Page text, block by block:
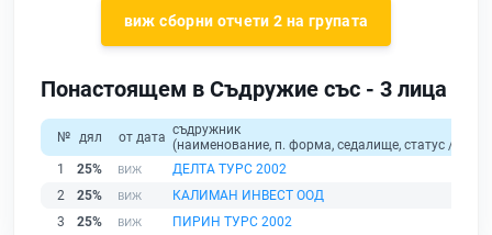
виж сборни отчети 2 на групата
Понастоящем в Съдружие със - 3 лица
№ дял от дата съдружник
(наименование, п. форма, седалище, статус /
1
25%
ДЕЛТА ТУРС 2002
2
25%
КАЛИМАН ИНВЕСТ ООД
3
25% ПИРИН ТУРС 2002